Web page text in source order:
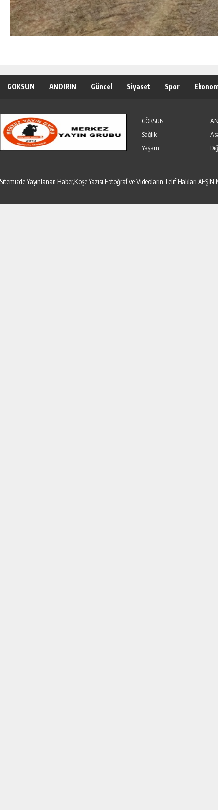
GÖKSUN ANDIRIN Güncel Siyaset Spor
GÖKSUN
Sağlık
Yaşam
Sitemizde Yayınlanan Haber,Köşe Yazısı,Fotoğraf ve Videoların Telif Hakları